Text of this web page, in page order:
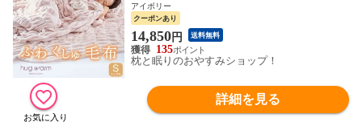
アイボリー
クーポンあり
14,850円 送料無料
135
枕と眠りのおやすみショップ！
詳細を見る